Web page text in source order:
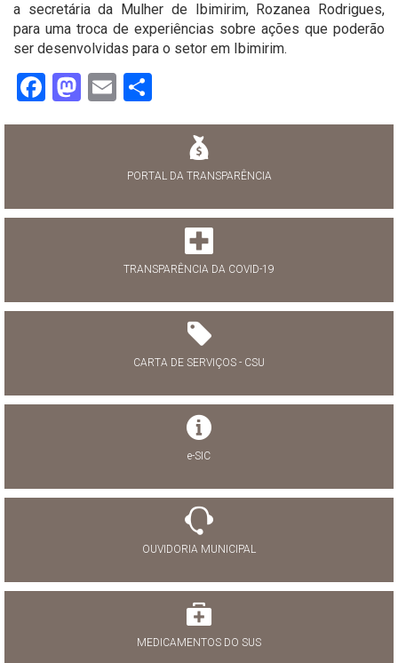
a secretária da Mulher de Ibimirim, Rozanea Rodrigues,
para uma troca de experiências sobre ações que poderão
ser desenvolvidas para o setor em Ibimirim.
Facebook
Mastodon
Email
PORTAL DA TRANSPARÊNCIA
TRANSPARÊNCIA DA COVID-19
CARTA DE SERVIÇOS - CSU
e-SIC
OUVIDORIA MUNICIPAL
MEDICAMENTOS DO SUS